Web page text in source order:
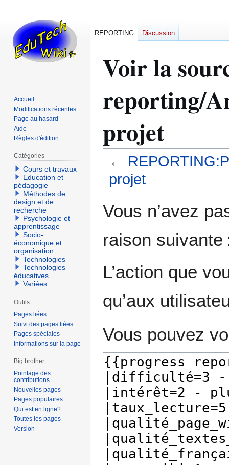
Voir la
reporting/
projet
←
projet
à
navigation
à
recherche
Vous n’avez
raison suivante
L’action que
qu’aux
Vous pouvez
REPORTING Discussion
Accueil
Modifications récentes
Page au hasard
Aide
Règles d'édition
Catégories
Cours et travaux
Education et
pédagogie
Méthodes de
design et de
recherche
Psychologie et
apprentissage
Socio-
économique et
organisation
Technologies
Technologies
éducatives
Variées
Outils
Pages liées
Suivi des pages liées
Pages spéciales
Informations sur la page
Big brother
Pointage des
contributions
Nouvelles pages
Pages populaires
Qui est en ligne?
Toutes les pages
Version